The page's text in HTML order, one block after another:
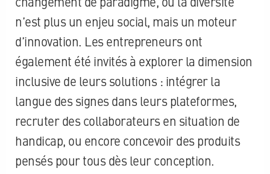
n’est plus un enjeu social, mais un moteur
d’innovation. Les entrepreneurs ont
également été invités à explorer la dimension
inclusive de leurs solutions : intégrer la
langue des signes dans leurs plateformes,
recruter des collaborateurs en situation de
handicap, ou encore concevoir des produits
pensés pour tous dès leur conception.